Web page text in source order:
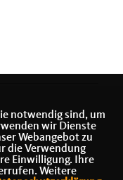
notwendig sind, um
wir Dienste
Webangebot zu
die Verwendung
Einwilligung. Ihre
Weitere